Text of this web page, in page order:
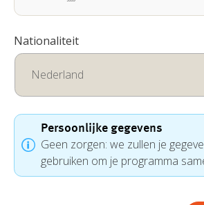
dash
MM
dash
Nationaliteit
Persoonlijke gegevens
Geen zorgen: we zullen je
gebruiken om je programma